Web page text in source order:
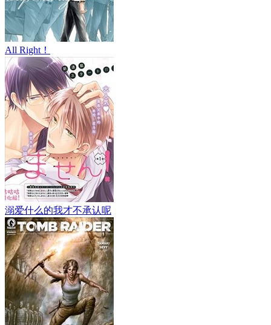
All Right！
溺爱什么的我才不承认呢